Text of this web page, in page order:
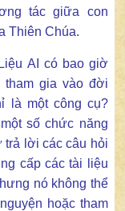
tác giữa con
Thiên Chúa.
AI có bao giờ
gia vào đời
là một công cụ?
số chức năng
trả lời các câu hỏi
cấp các tài liệu
nó không thể
hoặc tham